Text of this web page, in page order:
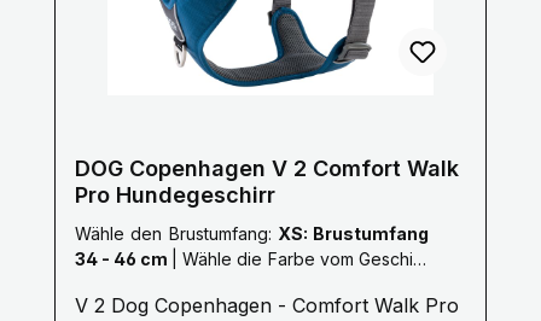
Alle Hundelichter Orbiloc Übersicht
Orbiloc Outdoor- und Sport-Lichter
DOG Copenhagen V 2 Comfort Walk
Pro Hundegeschirr
Wähle den Brustumfang: XS: Brustumfang
34 - 46 cm
Wähle die Farbe vom Geschirr:
V 2 Dog Copenhagen - Comfort Walk Pro